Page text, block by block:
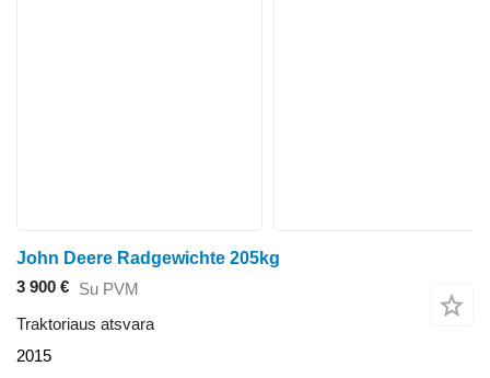
John Deere Radgewichte 205kg
3 900 € Su PVM
Traktoriaus atsvara
2015